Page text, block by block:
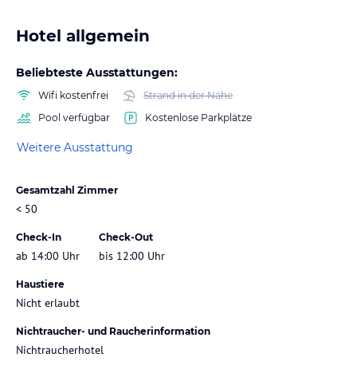
Hotel allgemein
Beliebteste Ausstattungen:
Wifi kostenfrei
Strand in der Nähe
Pool verfügbar
Kostenlose Parkplätze
Weitere Ausstattung
Gesamtzahl Zimmer
< 50
Check-In
ab 14:00 Uhr
Check-Out
bis 12:00 Uhr
Haustiere
Nicht erlaubt
Nichtraucher- und Raucherinformation
Nichtraucherhotel